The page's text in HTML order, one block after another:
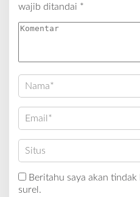
wajib ditandai *
Beritahu saya akan
surel.